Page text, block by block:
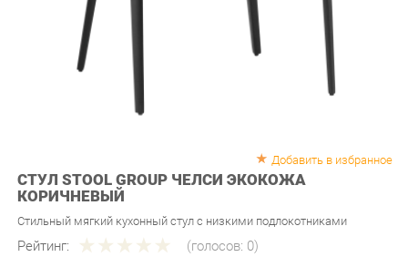
СТУЛ STOOL GROUP ЧЕЛСИ ЭКОКОЖА
Стильный мягкий кухонный стул с низкими подлокотниками
Рейтинг: (голосов:0)
Артикул: u-0257549